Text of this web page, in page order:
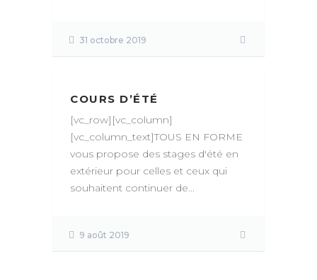
31 octobre 2019
COURS D’ÉTÉ
[vc_row][vc_column]
[vc_column_text]TOUS EN FORME
vous propose des stages d'été en
extérieur pour celles et ceux qui
souhaitent continuer de...
9 août 2019